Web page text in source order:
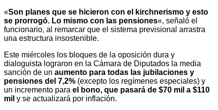
«Son planes que se hicieron con el kirchnerismo y esto
se prorrogó. Lo mismo con las pensiones«, señaló el
funcionario, al remarcar que el sistema previsional arrastra
una estructura insostenible.
Este miércoles los bloques de la oposición dura y
dialoguista lograron en la Cámara de Diputados la media
sanción de un aumento para todas las jubilaciones y
pensiones del 7,2% (excepto los regímenes especiales) y
un incremento para el bono, que pasará de $70 mil a $110
mil y se actualizará por inflación.